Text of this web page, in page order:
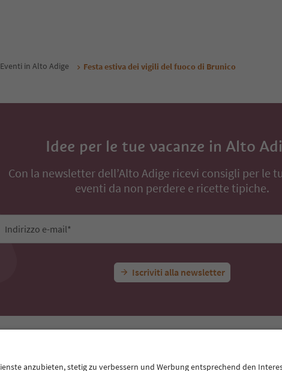
Eventi in Alto Adige Festa estiva dei vigili del fuoco di Brunico
Idee per le tue vacanze in Alto
Con la newsletter dell’Alto Adige ricevi consigli per le
eventi da non perdere e ricette tipiche.
Indirizzo e-mail*
Iscriviti alla newsletter